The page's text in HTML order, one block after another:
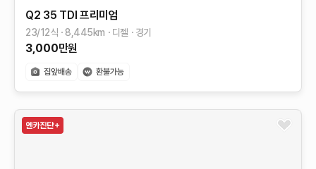
Q2 35 TDI 프리미엄
23/12식 8,445km 디젤 경기
3,000만원